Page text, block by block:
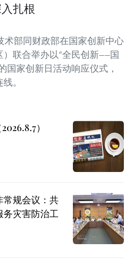
扎根
术部同财政部在国家创新中心
）联合举办以“全民创新——国
国家创新日活动响应仪式，
。
）
常规会议：共
灾害防治工